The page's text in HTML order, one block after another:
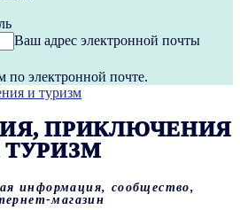
Ваш адрес электронной почты
по электронной почте.
и туризм
ПРИКЛЮЧЕНИЯ
ТУРИЗМ
информация, сообщество,
магазин